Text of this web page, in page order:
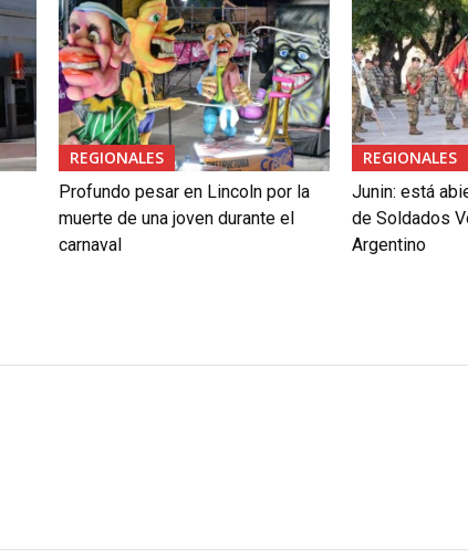
REGIONALES
Profundo pesar en Lincoln por la
muerte de una joven durante el
carnaval
REGIONALES
Junin: está
de Soldados
Argentino